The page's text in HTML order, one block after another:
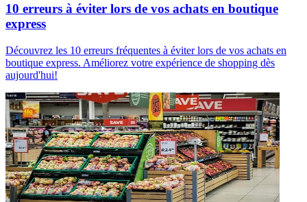
10 erreurs à éviter lors de vos achats en boutique
express
Découvrez les 10 erreurs fréquentes à éviter lors de vos achats en
boutique express. Améliorez votre expérience de shopping dès
aujourd'hui!